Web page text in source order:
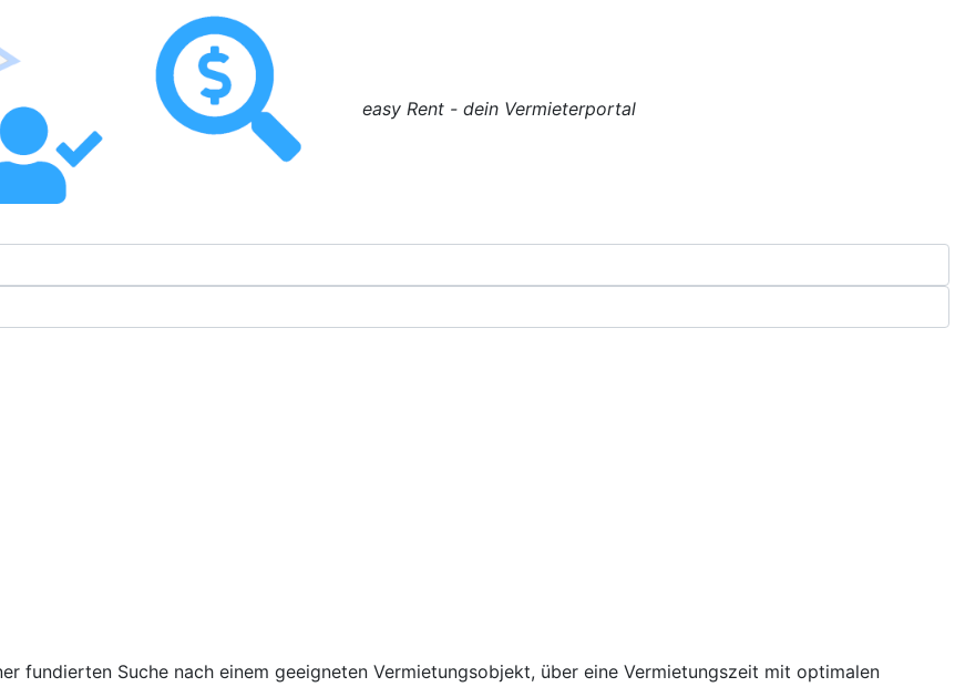
easy Rent - dein Vermieterportal
fundierten Suche nach einem geeigneten Vermietungsobjekt, über eine Vermietungszeit mit optimalen